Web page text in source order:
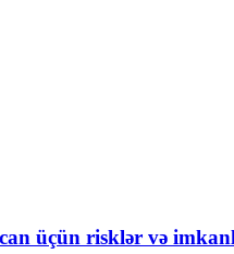
üçün risklər və